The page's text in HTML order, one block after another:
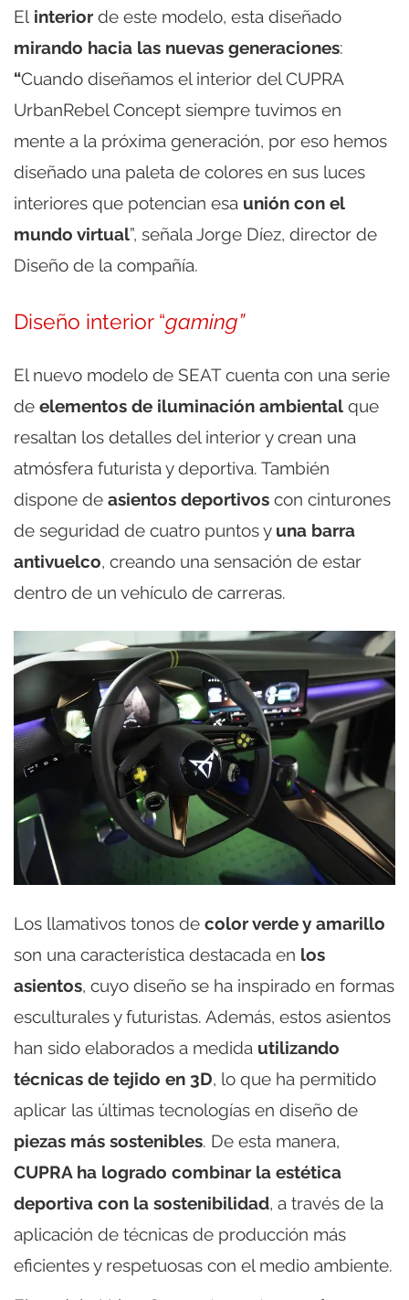
El interior de este modelo, esta diseñado
mirando hacia las nuevas generaciones:
“Cuando diseñamos el interior del CUPRA
UrbanRebel Concept siempre tuvimos en
mente a la próxima generación, por eso hemos
diseñado una paleta de colores en sus luces
interiores que potencian esa unión con el
mundo virtual”, señala Jorge Díez, director de
Diseño de la compañía.
Diseño interior “gaming”
El nuevo modelo de SEAT cuenta con una serie
de elementos de iluminación ambiental que
resaltan los detalles del interior y crean una
atmósfera futurista y deportiva. También
dispone de asientos deportivos con cinturones
de seguridad de cuatro puntos y una barra
antivuelco, creando una sensación de estar
dentro de un vehículo de carreras.
Los llamativos tonos de color verde y amarillo
son una característica destacada en los
asientos, cuyo diseño se ha inspirado en formas
esculturales y futuristas. Además, estos asientos
han sido elaborados a medida utilizando
técnicas de tejido en 3D, lo que ha permitido
aplicar las últimas tecnologías en diseño de
piezas más sostenibles. De esta manera,
CUPRA ha logrado combinar la estética
deportiva con la sostenibilidad, a través de la
aplicación de técnicas de producción más
eficientes y respetuosas con el medio ambiente.